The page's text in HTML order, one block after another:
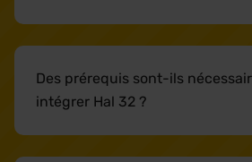
Des prérequis sont-ils
intégrer Hal 32 ?